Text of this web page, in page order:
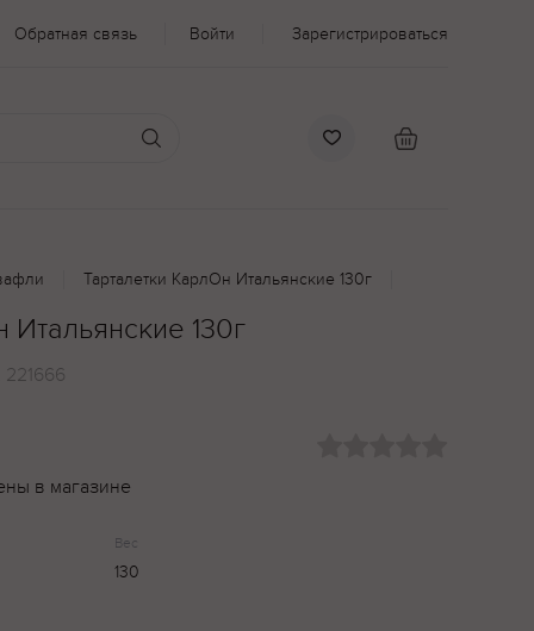
Обратная связь Войти Зарегистрироваться
Тарталетки КарлОн Итальянские 130г
Итальянские 130г
221666
в магазине
Вес
130